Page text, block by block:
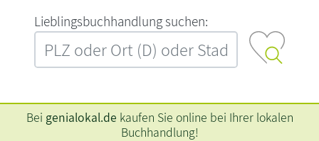
L‍i‍e‍b‍l‍i‍n‍g‍s‍b‍u‍c‍h‍h‍a‍n‍d‍l‍u‍n‍g‍ ‍s‍u‍c‍h‍e‍n‍:‍
Bei genialokal.de kaufen Sie online bei Ihrer lokalen
Buchhandlung!